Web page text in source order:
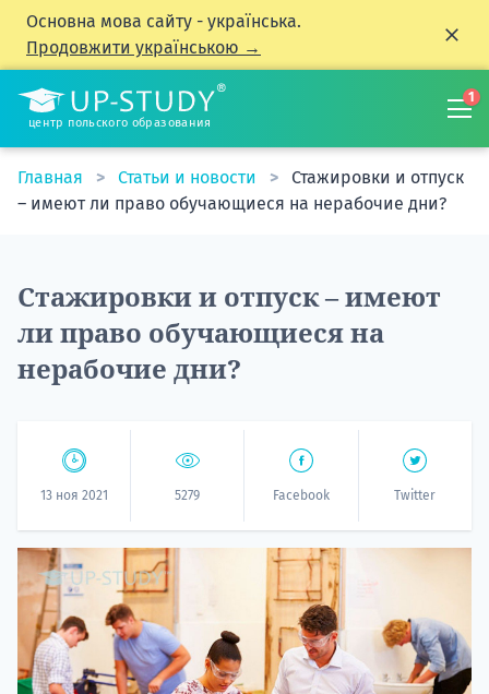
Основна мова сайту - українська.
Продовжити українською →
центр польского образования
1
Главная Статьи и новости
Стажировки и отпуск
– имеют ли право обучающиеся на нерабочие дни?
Стажировки и отпуск – имеют
ли право обучающиеся на
нерабочие дни?
13 ноя 2021 5279 Facebook Twitter